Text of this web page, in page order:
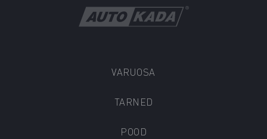
VARUOSA
TARNED
POOD